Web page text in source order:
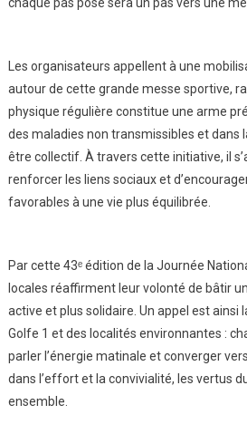
Les organisateurs appellent à une
autour de cette grande messe sportive,
physique régulière constitue une arme
des maladies non transmissibles et dans
être collectif. À travers cette initiative, il
renforcer les liens sociaux et
favorables à une vie plus équilibrée.
Par cette 43ᵉ édition de la Journée
locales réaffirment leur volonté de bâtir
active et plus solidaire. Un appel est ainsi
Golfe 1 et des localités environnantes :
parler l’énergie matinale et converger
dans l’effort et la convivialité, les vertus
ensemble.